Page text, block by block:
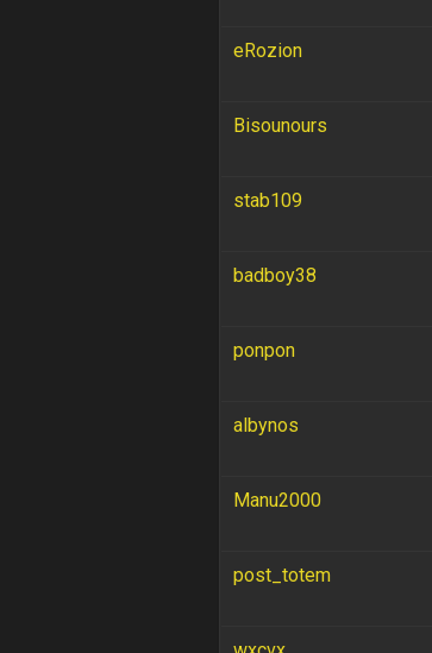
eRozion
Bisounours
stab109
badboy38
ponpon
albynos
Manu2000
post_totem